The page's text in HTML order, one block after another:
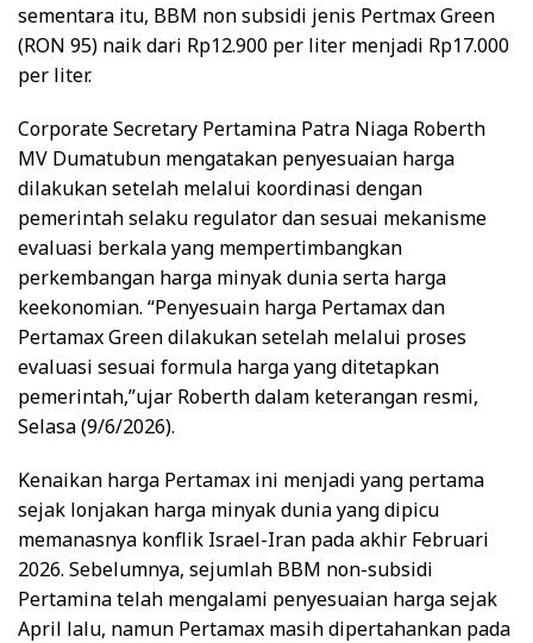
sementara itu, BBM non subsidi jenis Pertmax Green
(RON 95) naik dari Rp12.900 per liter menjadi Rp17.000
per liter.
Corporate Secretary Pertamina Patra Niaga Roberth
MV Dumatubun mengatakan penyesuaian harga
dilakukan setelah melalui koordinasi dengan
pemerintah selaku regulator dan sesuai mekanisme
evaluasi berkala yang mempertimbangkan
perkembangan harga minyak dunia serta harga
keekonomian. “Penyesuain harga Pertamax dan
Pertamax Green dilakukan setelah melalui proses
evaluasi sesuai formula harga yang ditetapkan
pemerintah,”ujar Roberth dalam keterangan resmi,
Selasa (9/6/2026).
Kenaikan harga Pertamax ini menjadi yang pertama
sejak lonjakan harga minyak dunia yang dipicu
memanasnya konflik Israel-Iran pada akhir Februari
2026. Sebelumnya, sejumlah BBM non-subsidi
Pertamina telah mengalami penyesuaian harga sejak
April lalu, namun Pertamax masih dipertahankan pada